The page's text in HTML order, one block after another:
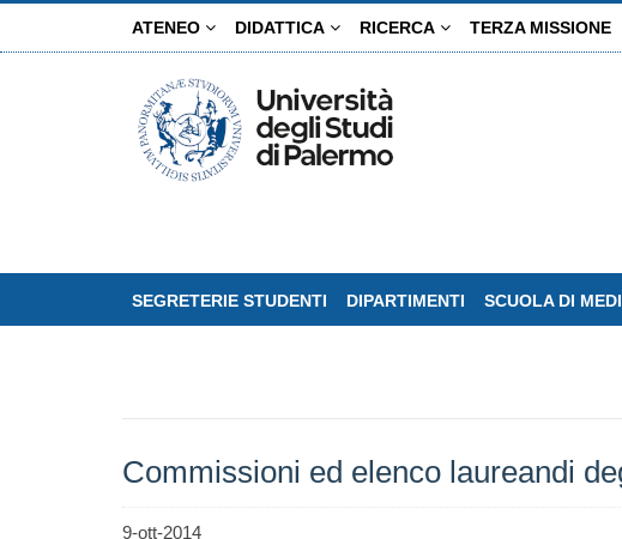
ATENEO DIDATTICA RICERCA TERZA MISSIONE
SEGRETERIE STUDENTI DIPARTIMENTI SCUOLA DI
Commissioni ed elenco laureandi
9-ott-2014